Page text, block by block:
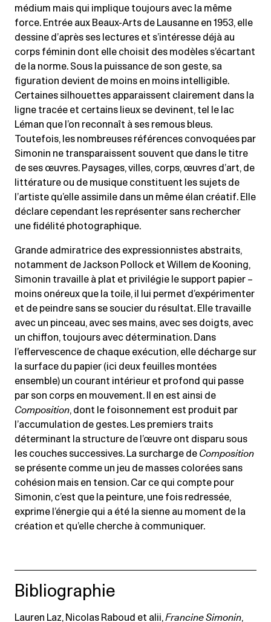
médium mais qui implique toujours avec la même
force. Entrée aux Beaux-Arts de Lausanne en 1953, elle
dessine d’après ses lectures et s’intéresse déjà au
corps féminin dont elle choisit des modèles s’écartant
de la norme. Sous la puissance de son geste, sa
figuration devient de moins en moins intelligible.
Certaines silhouettes apparaissent clairement dans la
ligne tracée et certains lieux se devinent, tel le lac
Léman que l’on reconnaît à ses remous bleus.
Toutefois, les nombreuses références convoquées par
Simonin ne transparaissent souvent que dans le titre
de ses œuvres. Paysages, villes, corps, œuvres d’art, de
littérature ou de musique constituent les sujets de
l’artiste qu’elle assimile dans un même élan créatif. Elle
déclare cependant les représenter sans rechercher
une fidélité photographique.
Grande admiratrice des expressionnistes abstraits,
notamment de Jackson Pollock et Willem de Kooning,
Simonin travaille à plat et privilégie le support papier –
moins onéreux que la toile, il lui permet d’expérimenter
et de peindre sans se soucier du résultat. Elle travaille
avec un pinceau, avec ses mains, avec ses doigts, avec
un chiffon, toujours avec détermination. Dans
l’effervescence de chaque exécution, elle décharge sur
la surface du papier (ici deux feuilles montées
ensemble) un courant intérieur et profond qui passe
par son corps en mouvement. Il en est ainsi de
Composition, dont le foisonnement est produit par
l’accumulation de gestes. Les premiers traits
déterminant la structure de l’œuvre ont disparu sous
les couches successives. La surcharge de Composition
se présente comme un jeu de masses colorées sans
cohésion mais en tension. Car ce qui compte pour
Simonin, c’est que la peinture, une fois redressée,
exprime l’énergie qui a été la sienne au moment de la
création et qu’elle cherche à communiquer.
Bibliographie
Lauren Laz, Nicolas Raboud et alii,Francine Simonin,